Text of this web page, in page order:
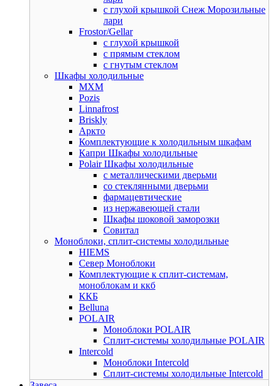
с глухой крышкой Снеж Морозильные
лари
Frostor/Gellar
с глухой крышкой
с прямым стеклом
с гнутым стеклом
Шкафы холодильные
МХМ
Pozis
Linnafrost
Briskly
Аркто
Комплектующие к холодильным шкафам
Капри Шкафы холодильные
Polair Шкафы холодильные
с металлическими дверьми
со стеклянными дверьми
фармацевтические
из нержавеющей стали
Шкафы шоковой заморозки
Совитал
Моноблоки, сплит-системы холодильные
HIEMS
Север Моноблоки
Комплектующие к сплит-системам,
моноблокам и ккб
ККБ
Belluna
POLAIR
Моноблоки POLAIR
Сплит-системы холодильные POLAIR
Intercold
Моноблоки Intercold
Сплит-системы холодильные Intercold